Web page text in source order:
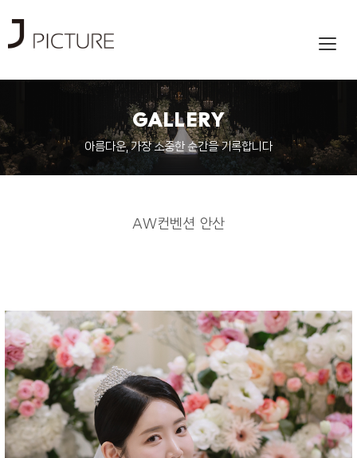
GALLERY
아름다운, 가장 소중한 순간을 기록합니다
AW컨벤션 안산